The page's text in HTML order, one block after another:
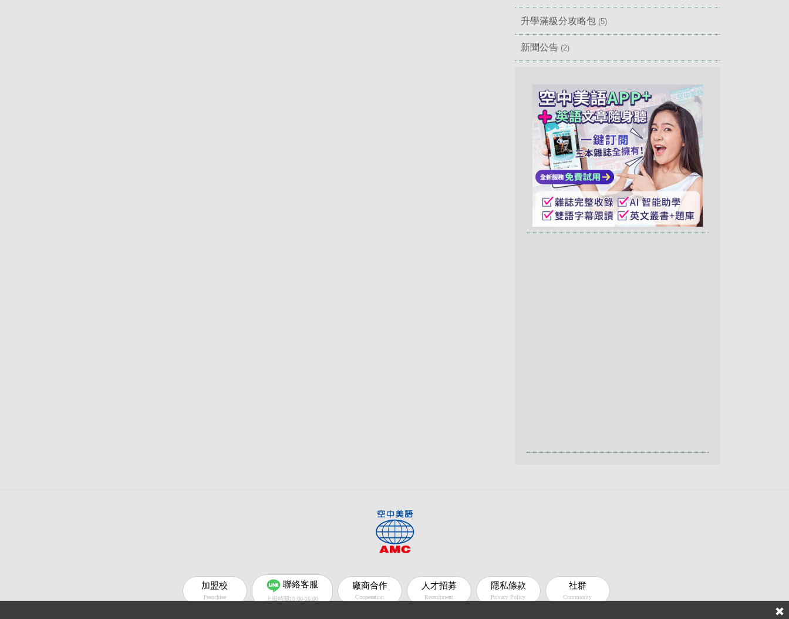
升學滿級分攻略包 (5)
新聞公告 (2)
加盟校
Franchise
聯絡客服
上班時間10:00-16:00
廠商合作
Cooperation
人才招募
Recruitment
隱私條款
Privacy Policy
社群
Community